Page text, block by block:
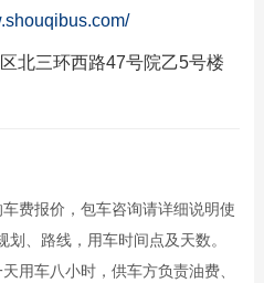
北三环西路47号院乙5号楼
费报价，包车咨询请详细说明使
、路线，用车时间点及天数。
用车八小时，供车方负责油费、